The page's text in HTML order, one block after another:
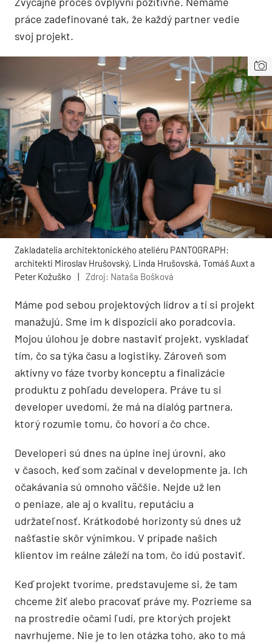
práce zadefinované tak, že každý partner vedie
svoj projekt.
Zakladatelia architektonického ateliéru PANTOGRAPH:
architekti Miroslav Hrušovský, Linda Hrušovská, Tomáš Auxt a
Peter Kožuško
| Zdroj: Nataša Bošková
Máme pod sebou projektových lídrov a tí si projekt
manažujú. Sme im k dispozícií ako poradcovia.
Mojou úlohou je dobre nastaviť projekt, vyskladať
tím, čo sa týka času a logistiky. Zároveň som
aktívny vo fáze tvorby konceptu a finalizácie
produktu z pohľadu developera. Práve tu si
developer uvedomí, že má na dialóg partnera,
ktorý rozumie tomu, čo hovorí a čo chce.
Developeri sú dnes na úplne inej úrovni, ako
v časoch, keď som začínal v developmente ja. Ich
očakávania sú omnoho väčšie. Nejde už len
o peniaze, ale aj o kvalitu, reputáciu a
udržateľnosť. Krátkodobé horizonty sú dnes už
našťastie skôr výnimkou. V prípade našich
klientov im reálne záleží na tom, čo idú postaviť.
Keď projekt tvoríme, predstavujeme si, že tam
chceme žiť alebo pracovať práve my. Pozrieme sa
na prostredie očami ľudí, pre ktorých projekt
navrhujeme. Nie je to len otázka toho, ako to má